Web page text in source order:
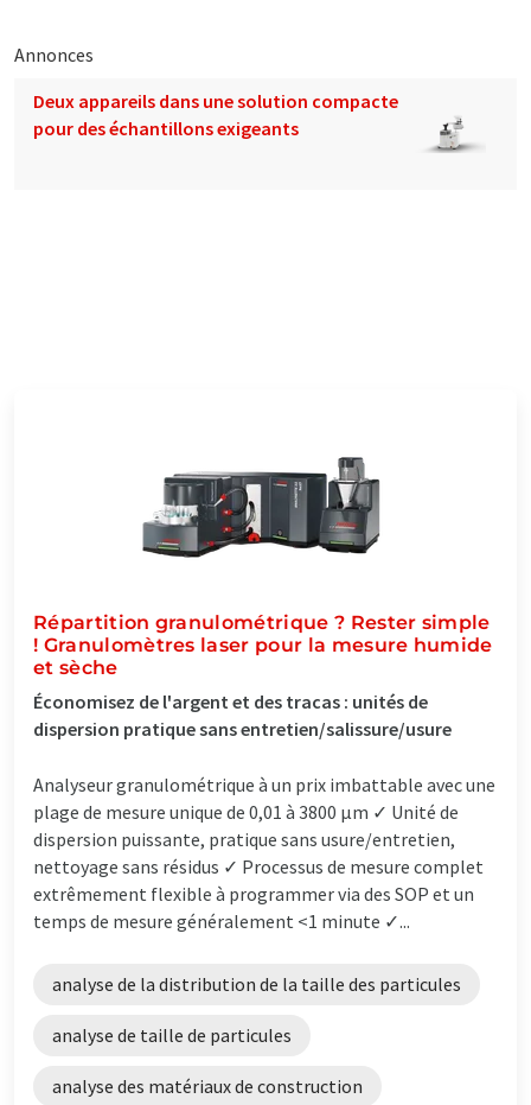
Annonces
Deux appareils dans une solution compacte
pour des échantillons exigeants
Répartition granulométrique ? Rester simple
! Granulomètres laser pour la mesure humide
et sèche
Économisez de l'argent et des tracas : unités de
dispersion pratique sans entretien/salissure/usure
Analyseur granulométrique à un prix imbattable avec une
plage de mesure unique de 0,01 à 3800 µm ✓ Unité de
dispersion puissante, pratique sans usure/entretien,
nettoyage sans résidus ✓ Processus de mesure complet
extrêmement flexible à programmer via des SOP et un
temps de mesure généralement <1 minute ✓...
analyse de la distribution de la taille des particules
analyse de taille de particules
analyse des matériaux de construction